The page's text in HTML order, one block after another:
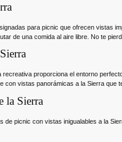
para picnic que ofrecen vistas
de una comida al aire libre. No te
recreativa proporciona el entorno
con vistas panorámicas a la Sierra que
la Sierra
de picnic con vistas inigualables a la